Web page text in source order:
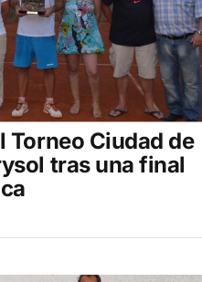
Torneo Ciudad de
tras una final